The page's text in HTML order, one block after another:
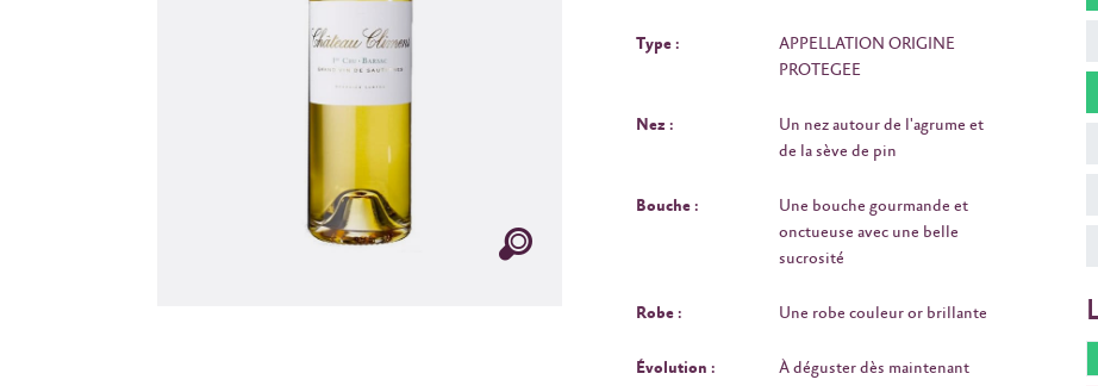
Type :
APPELLATION ORIGINE
PROTEGEE
Nez :
Un nez autour de l'agrume et
de la sève de pin
Bouche :
Une bouche gourmande et
onctueuse avec une belle
sucrosité
Robe : Une robe couleur or brillante
Évolution : À déguster dès maintenant